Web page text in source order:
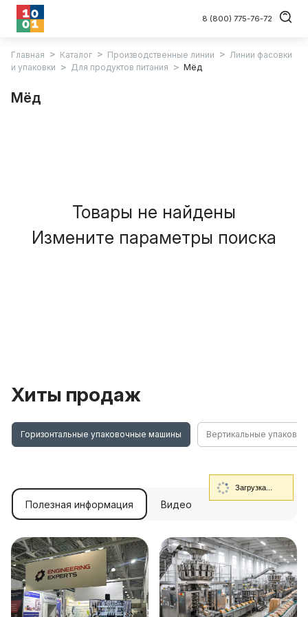
8 (800) 775-76-72
Главная Каталог Производственные линии
Линии фасовки
и упаковки
Для продуктов питания Мёд
Мёд
Товары не найдены
Измените параметры поиска
Хиты продаж
Горизонтальные упаковочные машины Вертикальные
Полезная информация Видео
Загрузка...